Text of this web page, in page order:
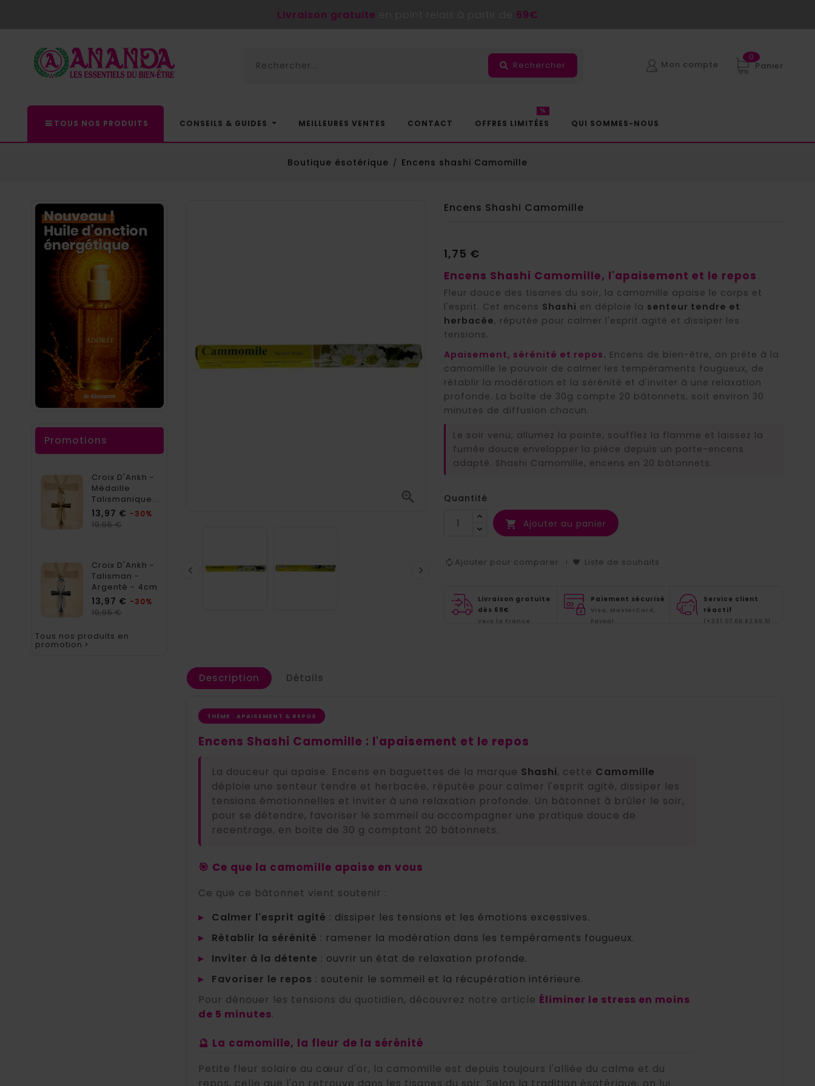
Livraison gratuite 69€
Panier
0
Rechercher Mon compte
TOUS NOS PRODUITS CONSEILS & GUIDES MEILLEURES VENTES CONTACT OFFRES LIMITÉES
%
QUI SOMMES-NOUS
Boutique ésotérique Encens shashi Camomille
Promotions
Croix D'Ankh -
Médaille
Talismanique...
13,97 € Prix
-30%
19,95 €Prix
Croix D'Ankh -
Talisman -
Argenté - 4cm
13,97 € Prix
-30%
19,95 €Prix
Tous nos produits en
promotion 

 
Encens Shashi Camomille
1,75 €
Encens Shashi Camomille, l'apaisement et le repos
Fleur douce des tisanes du soir, la camomille apaise le corps et
l'esprit. Cet encens Shashi en déploie la senteur tendre et
herbacée, réputée pour calmer l'esprit agité et dissiper les
tensions.
Apaisement, sérénité et repos. Encens de bien-être, on prête à la
camomille le pouvoir de calmer les tempéraments fougueux, de
rétablir la modération et la sérénité et d'inviter à une relaxation
profonde. La boîte de 30g compte 20 bâtonnets, soit environ 30
minutes de diffusion chacun.
Le soir venu, allumez la pointe, soufflez la flamme et laissez la
fumée douce envelopper la pièce depuis un porte-encens
adapté. Shashi Camomille, encens en 20 bâtonnets.
Quantité
 Ajouter au panier
Ajouter pour comparer Liste de souhaits
Livraison gratuite
dès 69€
Vers la France
Paiement sécurisé
Visa, MasterCard,
Paypal
Service client
réactif
(+33) 07.66.82.99.51
Description Détails
THÈME : APAISEMENT & REPOS
Encens Shashi Camomille : l'apaisement et le repos
La douceur qui apaise. Encens en baguettes de la marque Shashi, cette Camomille
déploie une senteur tendre et herbacée, réputée pour calmer l'esprit agité, dissiper les
tensions émotionnelles et inviter à une relaxation profonde. Un bâtonnet à brûler le soir,
pour se détendre, favoriser le sommeil ou accompagner une pratique douce de
recentrage, en boîte de 30 g comptant 20 bâtonnets.
🎯 Ce que la camomille apaise en vous
Ce que ce bâtonnet vient soutenir :
▸
Calmer l'esprit agité : dissiper les tensions et les émotions excessives.
▸
Rétablir la sérénité : ramener la modération dans les tempéraments fougueux.
▸
Inviter à la détente : ouvrir un état de relaxation profonde.
▸
Favoriser le repos : soutenir le sommeil et la récupération intérieure.
Pour dénouer les tensions du quotidien, découvrez notre article Éliminer le stress en moins
de 5 minutes.
🔮 La camomille, la fleur de la sérénité
Petite fleur solaire au cœur d'or, la camomille est depuis toujours l'alliée du calme et du